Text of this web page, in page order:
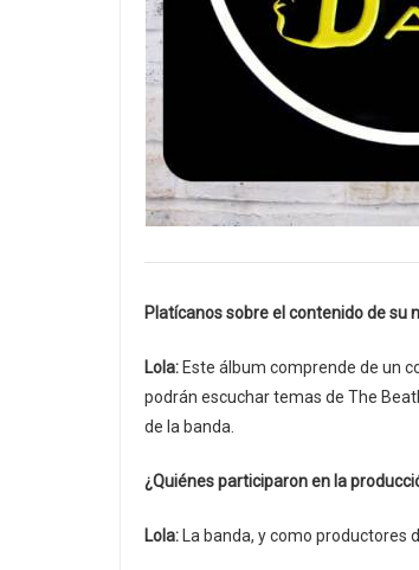
Platícanos sobre el contenido de su
Lola: Este álbum comprende de un
podrán escuchar temas de The
de la banda.
¿Quiénes participaron en la
Lola: La banda, y como productores